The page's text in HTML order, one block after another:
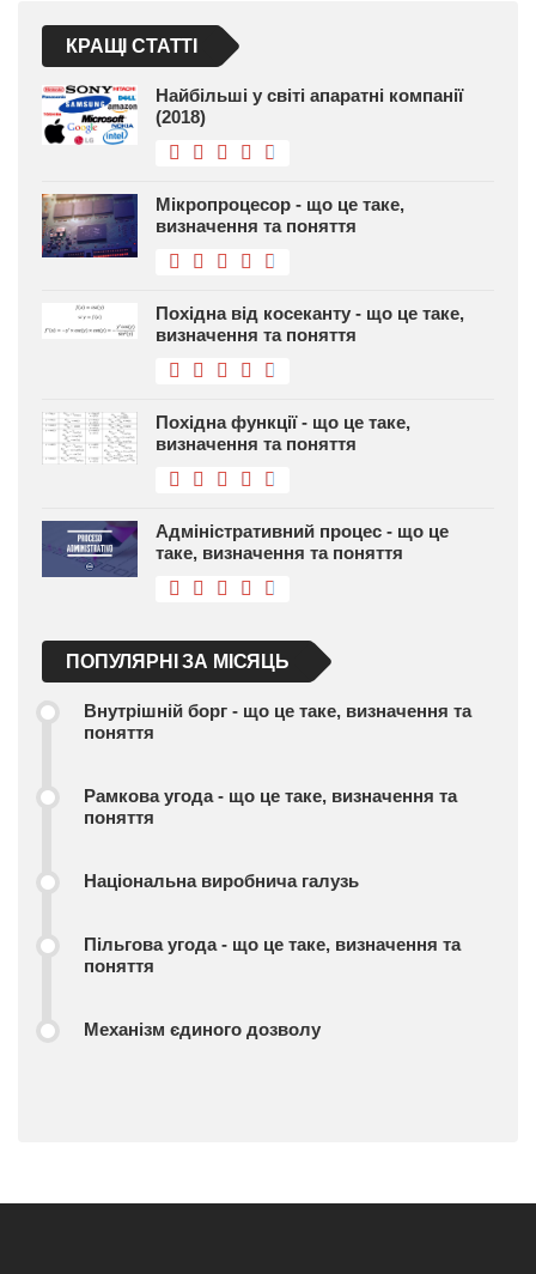
КРАЩІ СТАТТІ
Найбільші у світі апаратні компанії
(2018)
Мікропроцесор - що це таке,
визначення та поняття
Похідна від косеканту - що це таке,
визначення та поняття
Похідна функції - що це таке,
визначення та поняття
Адміністративний процес - що це
таке, визначення та поняття
ПОПУЛЯРНІ ЗА МІСЯЦЬ
Внутрішній борг - що це таке, визначення та
поняття
Рамкова угода - що це таке, визначення та
поняття
Національна виробнича галузь
Пільгова угода - що це таке, визначення та
поняття
Механізм єдиного дозволу